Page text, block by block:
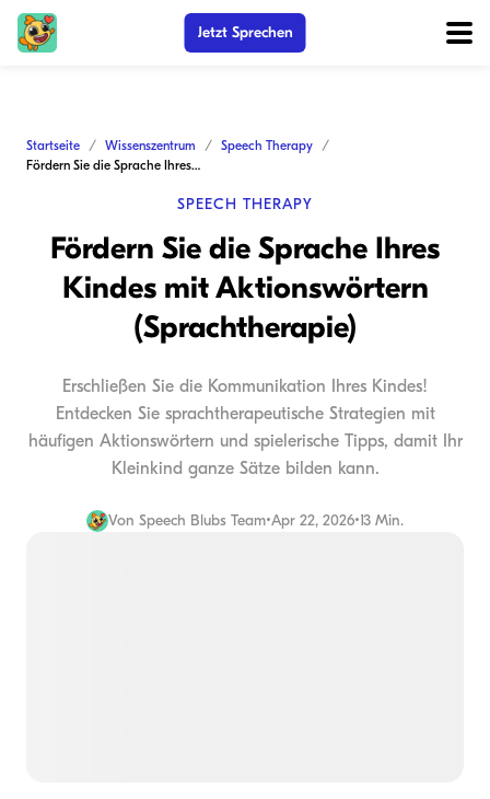
Jetzt Sprechen
Startseite Wissenszentrum
Speech Therapy
Fördern Sie die Sprache Ihres Kindes mit Aktionswörtern (Sprachtherapie)
SPEECH THERAPY
Fördern Sie die Sprache Ihres
Kindes mit Aktionswörtern
(Sprachtherapie)
Erschließen Sie die Kommunikation Ihres Kindes!
Entdecken Sie sprachtherapeutische Strategien mit
häufigen Aktionswörtern und spielerische Tipps, damit Ihr
Kleinkind ganze Sätze bilden kann.
Von Speech Blubs Team•Apr 22, 2026•13 Min.